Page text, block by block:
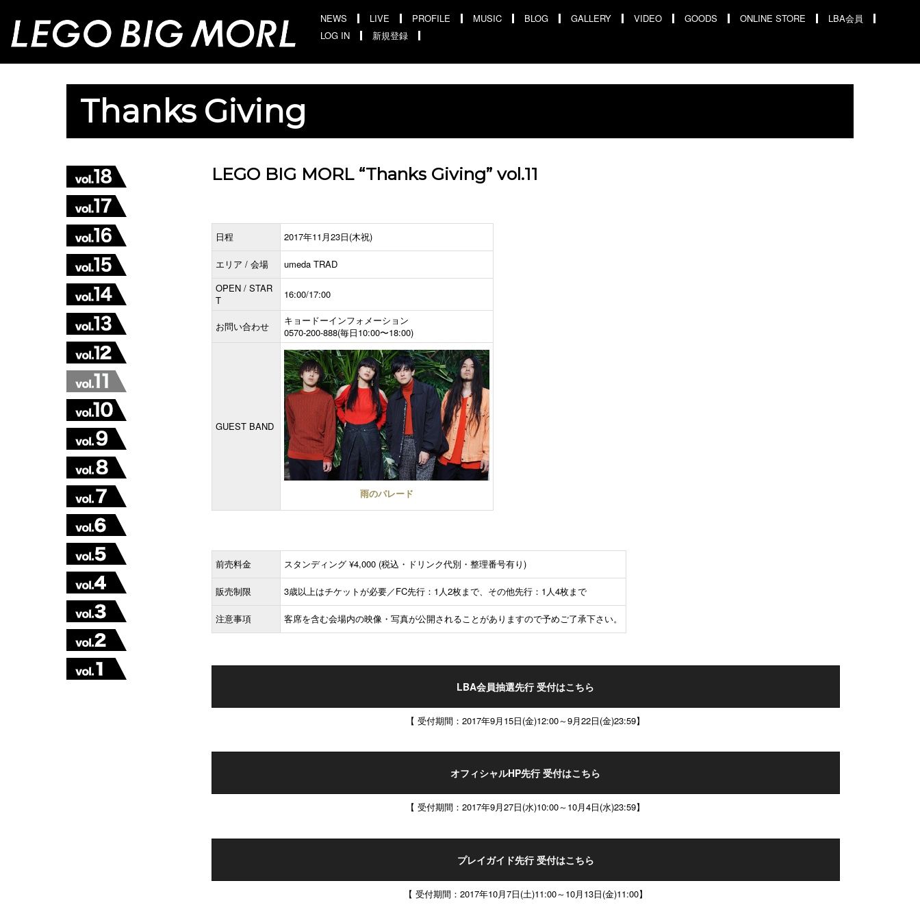
NEWS LIVE PROFILE MUSIC BLOG GALLERY VIDEO GOODS ONLINE STORE
LBA会員
LOG IN
新規登録
Thanks Giving
LEGO BIG MORL “Thanks Giving” vol.11
日程 2017年11月23日(木祝)
エリア / 会場
umeda TRAD
OPEN / STAR
T
16:00/17:00
お問い合わせ
キョードーインフォメーション
0570-200-888(毎日10:00〜18:00)
GUEST BAND
雨のパレード
前売料金 スタンディング ¥4,000 (税込・ドリンク代別・整理番号有り)
販売制限 3歳以上はチケットが必要／FC先行：1人2枚まで、その他先行：1人4枚まで
注意事項 客席を含む会場内の映像・写真が公開されることがありますので予めご了承下さい。
LBA会員抽選先行 受付はこちら
【 受付期間：2017年9月15日(金)12:00～9月22日(金)23:59】
オフィシャルHP先行 受付はこちら
【 受付期間：2017年9月27日(水)10:00～10月4日(水)23:59】
プレイガイド先行 受付はこちら
【 受付期間： 2017年10月7日(土)11:00～10月13日(金)11:00】